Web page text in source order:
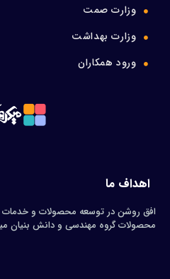
وزارت صمت
وزارت بهداشت
ورود همکاران
اهداف ما
افق روشن در توسعه محصولات و خدمات
محصولات گروه مهندسی و دانش بنیان